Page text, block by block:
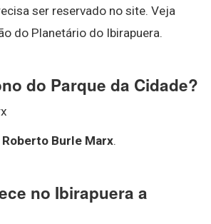
ser reservado no site. Veja
do Planetário do Ibirapuera.
do Parque da Cidade?
Roberto Burle Marx.
no Ibirapuera a